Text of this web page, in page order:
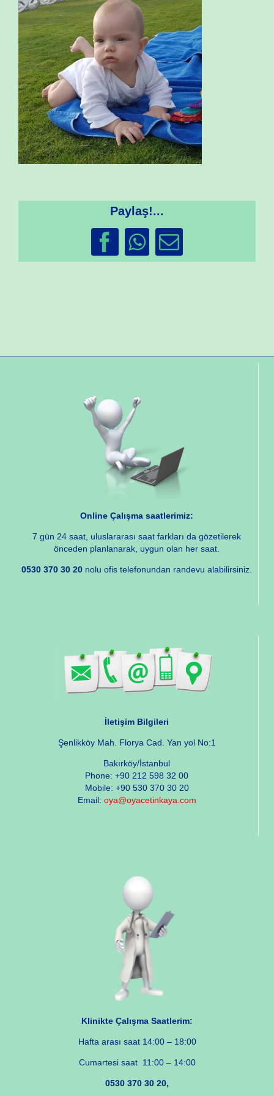
Paylaş!...
Facebook
WhatsApp
Email
Online Çalışma saatlerimiz:
7 gün 24 saat, uluslararası saat farkları da gözetilerek
önceden planlanarak, uygun olan her saat.
0530 370 30 20 nolu ofis telefonundan randevu alabilirsiniz.
İletişim Bilgileri
Şenlikköy Mah. Florya Cad. Yan yol No:1
Bakırköy/İstanbul
Phone: +90 212 598 32 00
Mobile: +90 530 370 30 20
Email: oya@oyacetinkaya.com
Klinikte Çalışma Saatlerim:
Hafta arası saat 14:00 – 18:00
Cumartesi saat 11:00 – 14:00
0530 370 30 20,